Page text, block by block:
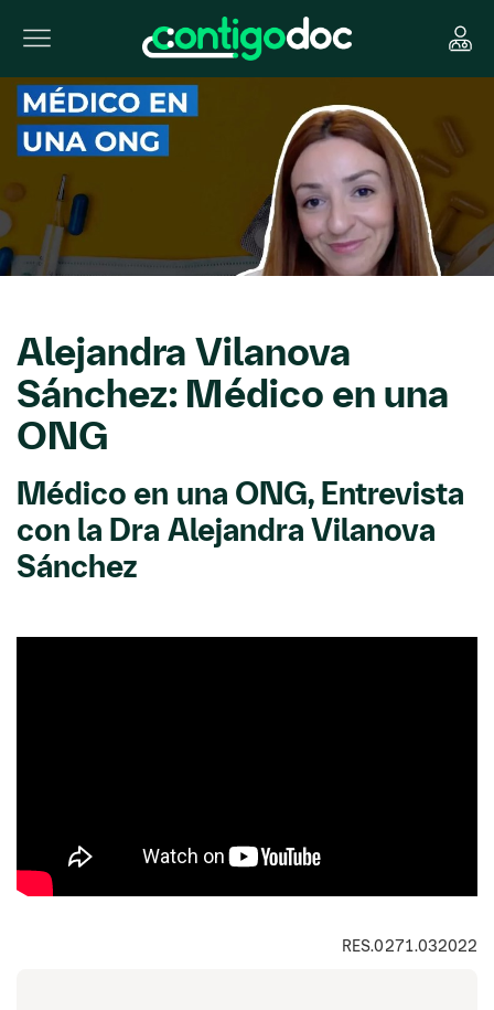
Alejandra Vilanova
Sánchez: Médico en una
ONG
Médico en una ONG, Entrevista
con la Dra Alejandra Vilanova
Sánchez
RES.0271.032022